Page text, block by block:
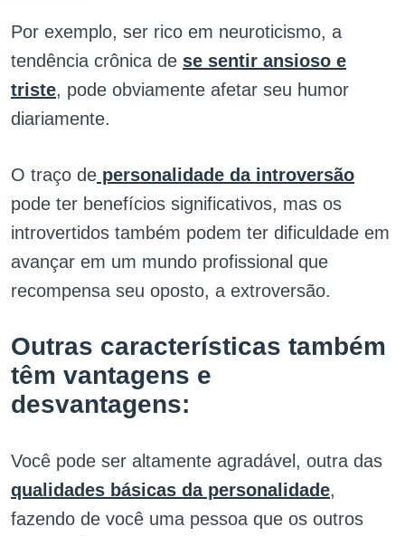
Por exemplo, ser rico em neuroticismo, a
tendência crônica de se sentir ansioso e
triste, pode obviamente afetar seu humor
diariamente.
O traço de personalidade da introversão
pode ter benefícios significativos, mas os
introvertidos também podem ter dificuldade em
avançar em um mundo profissional que
recompensa seu oposto, a extroversão.
Outras características também
têm vantagens e
desvantagens:
Você pode ser altamente agradável, outra das
qualidades básicas da personalidade,
fazendo de você uma pessoa que os outros